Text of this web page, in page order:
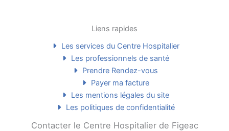
Liens rapides
Les services du Centre Hospitalier
Les professionnels de santé
Prendre Rendez-vous
Payer ma facture
Les mentions légales du site
Les politiques de confidentialité
Contacter le Centre Hospitalier de Figeac